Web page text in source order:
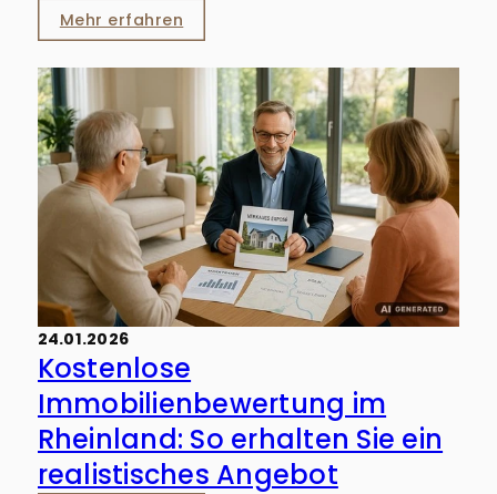
Mehr erfahren
24.01.2026
Kostenlose
Immobilienbewertung im
Rheinland: So erhalten Sie ein
realistisches Angebot